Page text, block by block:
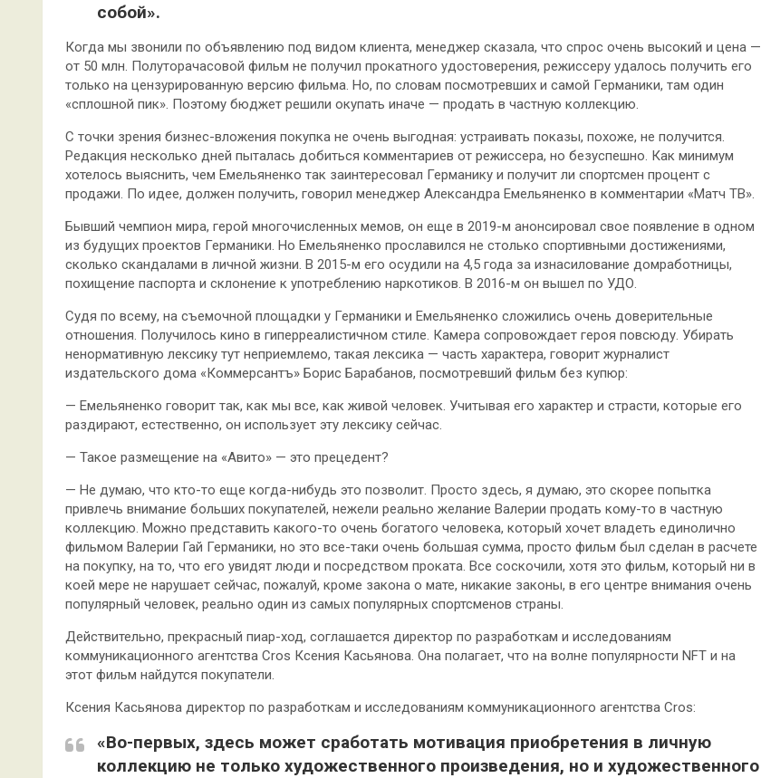
собой».
Когда мы звонили по объявлению под видом клиента, менеджер сказала, что спрос очень высокий и цена —
от 50 млн. Полуторачасовой фильм не получил прокатного удостоверения, режиссеру удалось получить его
только на цензурированную версию фильма. Но, по словам посмотревших и самой Германики, там один
«сплошной пик». Поэтому бюджет решили окупать иначе — продать в частную коллекцию.
С точки зрения бизнес-вложения покупка не очень выгодная: устраивать показы, похоже, не получится.
Редакция несколько дней пыталась добиться комментариев от режиссера, но безуспешно. Как минимум
хотелось выяснить, чем Емельяненко так заинтересовал Германику и получит ли спортсмен процент с
продажи. По идее, должен получить, говорил менеджер Александра Емельяненко в комментарии «Матч ТВ».
Бывший чемпион мира, герой многочисленных мемов, он еще в 2019-м анонсировал свое появление в одном
из будущих проектов Германики. Но Емельяненко прославился не столько спортивными достижениями,
сколько скандалами в личной жизни. В 2015-м его осудили на 4,5 года за изнасилование домработницы,
похищение паспорта и склонение к употреблению наркотиков. В 2016-м он вышел по УДО.
Судя по всему, на съемочной площадки у Германики и Емельяненко сложились очень доверительные
отношения. Получилось кино в гиперреалистичном стиле. Камера сопровождает героя повсюду. Убирать
ненормативную лексику тут неприемлемо, такая лексика — часть характера, говорит журналист
издательского дома «Коммерсантъ» Борис Барабанов, посмотревший фильм без купюр:
— Емельяненко говорит так, как мы все, как живой человек. Учитывая его характер и страсти, которые его
раздирают, естественно, он использует эту лексику сейчас.
— Такое размещение на «Авито» — это прецедент?
— Не думаю, что кто-то еще когда-нибудь это позволит. Просто здесь, я думаю, это скорее попытка
привлечь внимание больших покупателей, нежели реально желание Валерии продать кому-то в частную
коллекцию. Можно представить какого-то очень богатого человека, который хочет владеть единолично
фильмом Валерии Гай Германики, но это все-таки очень большая сумма, просто фильм был сделан в расчете
на покупку, на то, что его увидят люди и посредством проката. Все соскочили, хотя это фильм, который ни в
коей мере не нарушает сейчас, пожалуй, кроме закона о мате, никакие законы, в его центре внимания очень
популярный человек, реально один из самых популярных спортсменов страны.
Действительно, прекрасный пиар-ход, соглашается директор по разработкам и исследованиям
коммуникационного агентства Сros Ксения Касьянова. Она полагает, что на волне популярности NFT и на
этот фильм найдутся покупатели.
Ксения Касьянова директор по разработкам и исследованиям коммуникационного агентства Сros:
«Во-первых, здесь может сработать мотивация приобретения в личную
коллекцию не только художественного произведения, но и художественного